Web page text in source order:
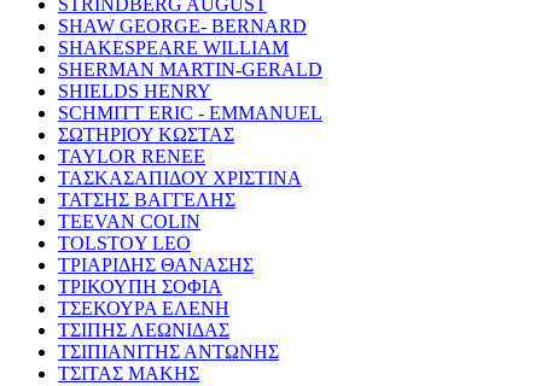
SHAW GEORGE- BERNARD
SHAKESPEARE WILLIAM
SHERMAN MARTIN-GERALD
SHIELDS HENRY
SCHMITT ERIC - EMMANUEL
ΣΩΤΗΡΙΟΥ ΚΩΣΤΑΣ
TAYLOR RENEE
ΤΑΣΚΑΣΑΠΙΔΟΥ ΧΡΙΣΤΙΝΑ
ΤΑΤΣΗΣ ΒΑΓΓΕΛΗΣ
TEEVAN COLIN
TOLSTOY LEO
ΤΡΙΑΡΙΔΗΣ ΘΑΝΑΣΗΣ
ΤΡΙΚΟΥΠΗ ΣΟΦΙΑ
ΤΣΕΚΟΥΡΑ ΕΛΕΝΗ
ΤΣΙΠΗΣ ΛΕΩΝΙΔΑΣ
ΤΣΙΠΙΑΝΙΤΗΣ ΑΝΤΩΝΗΣ
ΤΣΙΤΑΣ ΜΑΚΗΣ